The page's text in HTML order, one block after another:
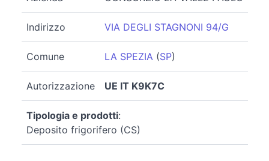
Indirizzo VIA DEGLI STAGNONI 94/G
Comune LA SPEZIA(SP)
Autorizzazione UE IT K9K7C
Tipologia e prodotti:
Deposito frigorifero (CS)